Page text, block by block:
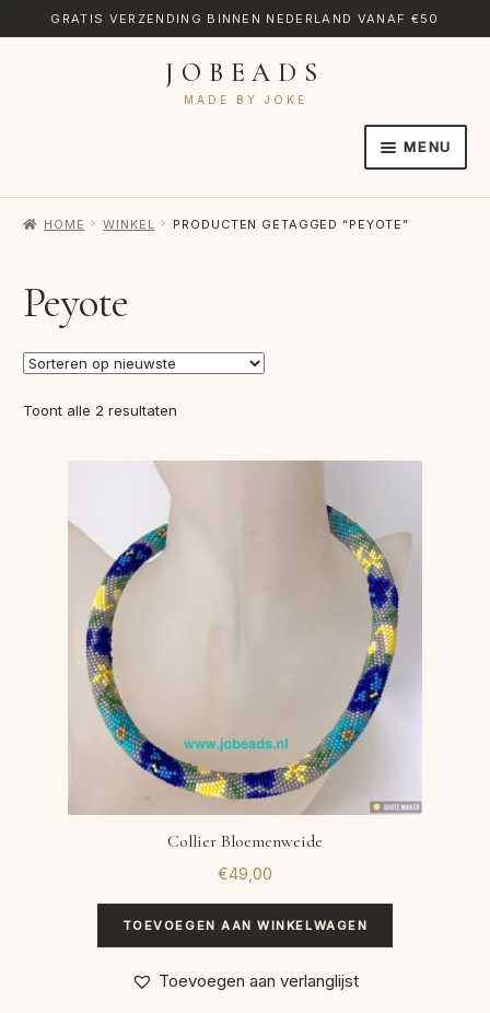
GRATIS VERZENDING BINNEN NEDERLAND VANAF €50
JOBEADS
MADE BY JOKE
MENU
CONTACT
MIJN ACCOUNT
RETOURNEREN
VERZENDKOSTEN
VOLG BESTELLING
WINKELWAGEN
HOME WINKEL PRODUCTEN GETAGGED “PEYOTE”
Peyote
Toont alle 2 resultaten
nieuwste
Collier Bloemenweide
€49,00
TOEVOEGEN AAN WINKELWAGEN
Toevoegen aan verlanglijst